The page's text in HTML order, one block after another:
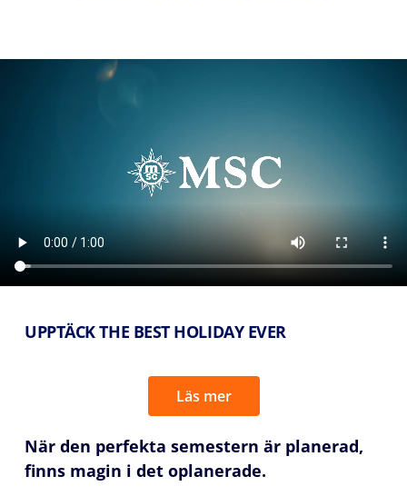
UPPTÄCK THE BEST HOLIDAY EVER
När den perfekta semestern är planerad,
finns magin i det oplanerade.
Läs mer